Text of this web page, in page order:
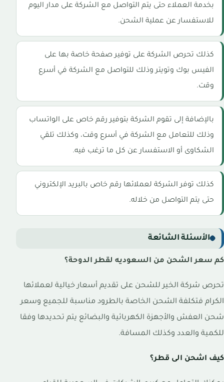
بخدمة العملاء حتى يتم التواصل مع الشركة على مدار اليوم
للاستفسار عن عملية الشحن.
كذلك تحرص الشركة على توفير صفحة خاصة بها على
الفيس بوك وتويتر وذلك للتواصل مع الشركة في أسرع
وقت.
بالإضافة إلى تقوم الشركة بتوفير رقم خاص على الواتساب
وذلك للتعامل مع الشركة في أسرع وقت، وكذلك تلقي
الشكاوى أو الاستفسار عن كل ما ترغب فيه.
كذلك توفر الشركة لعملائها رقم خاص بالبريد الإلكتروني
حتى يتم التواصل من خلاله.
الأسئلة الشائعة
كم سعر الشحن من السعوديه لقطر الدوحة؟
تحرص شركة الخير للشحن على تقديم أسعار خيالية لعملائها
الكرام فتكلفة الشحن الخاصة بالطرود مناسبة للجميع وسعر
شحن العفش والأجهزة الكهربائية والبضائع يتم تحديدها وفقا
للكمية والعدد وكذلك المسافة.
كيف اشحن الى قطر؟